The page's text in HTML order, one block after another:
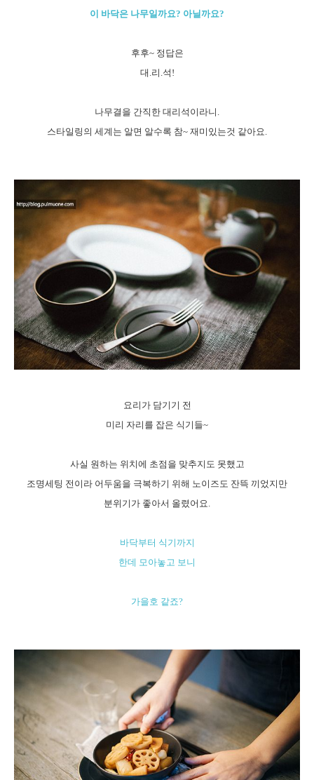
이 바닥은 나무일까요? 아닐까요?
후후~ 정답은
대.리.석!
나무결을 간직한 대리석이라니.
스타일링의 세계는 알면 알수록 참~ 재미있는것 같아요.
요리가 담기기 전
미리 자리를 잡은 식기들~
사실 원하는 위치에 초점을 맞추지도 못했고
조명세팅 전이라 어두움을 극복하기 위해 노이즈도 잔뜩 끼었지만
분위기가 좋아서 올렸어요.
바닥부터 식기까지
한데 모아놓고 보니
가을호 같죠?